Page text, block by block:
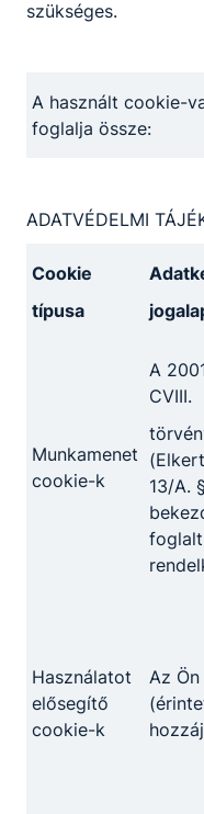
hónapban
A
szükséges.
A használt cookie-
foglalja össze:
ADATVÉDELMI
Cookie
típusa
Munkamenet
cookie-k
A
CVIII.
13/A.
foglalt
Használatot
elősegítő
cookie-k
Az Ön